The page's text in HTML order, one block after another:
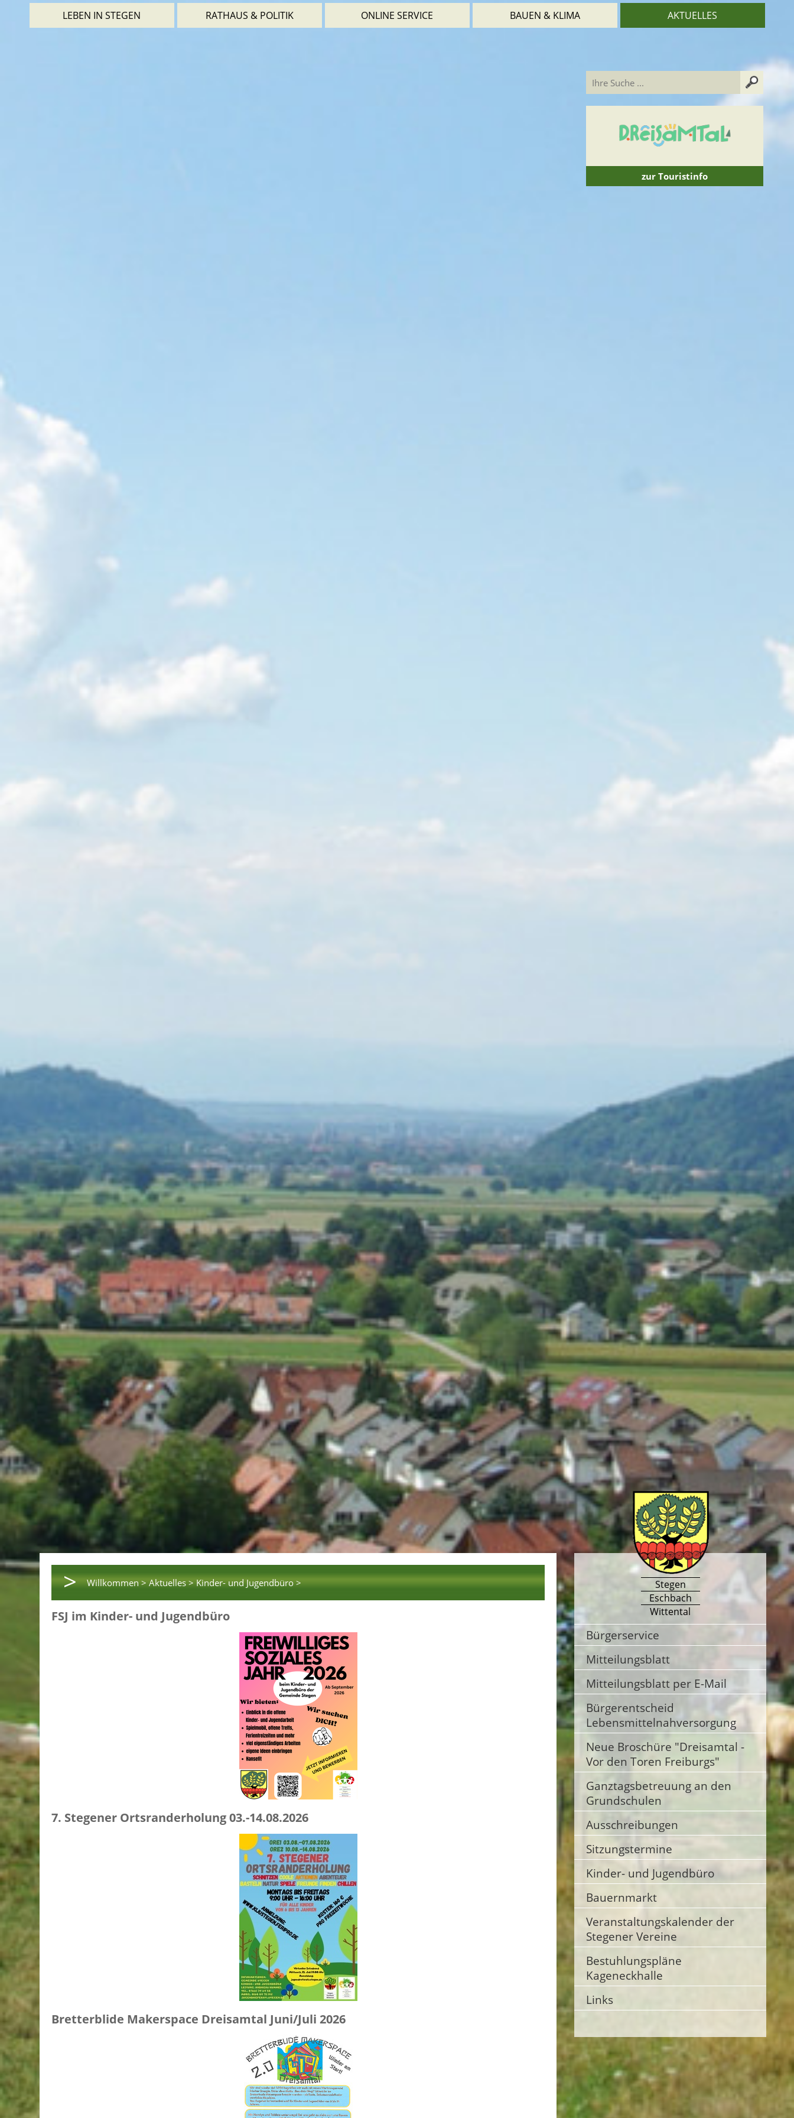
LEBEN IN STEGEN RATHAUS & POLITIK ONLINE SERVICE BAUEN & KLIMA AKTUELLES
zur Touristinfo
> Willkommen > Aktuelles > Kinder- und Jugendbüro >
FSJ im Kinder- und Jugendbüro
7. Stegener Ortsranderholung 03.-14.08.2026
Bretterblide Makerspace Dreisamtal Juni/Juli 2026
Stegen
Eschbach
Wittental
Bürgerservice
Mitteilungsblatt
Mitteilungsblatt per E-Mail
Bürgerentscheid
Lebensmittelnahversorgung
Neue Broschüre "Dreisamtal -
Vor den Toren Freiburgs"
Ganztagsbetreuung an den
Grundschulen
Ausschreibungen
Sitzungstermine
Kinder- und Jugendbüro
Bauernmarkt
Veranstaltungskalender der
Stegener Vereine
Bestuhlungspläne
Kageneckhalle
Links